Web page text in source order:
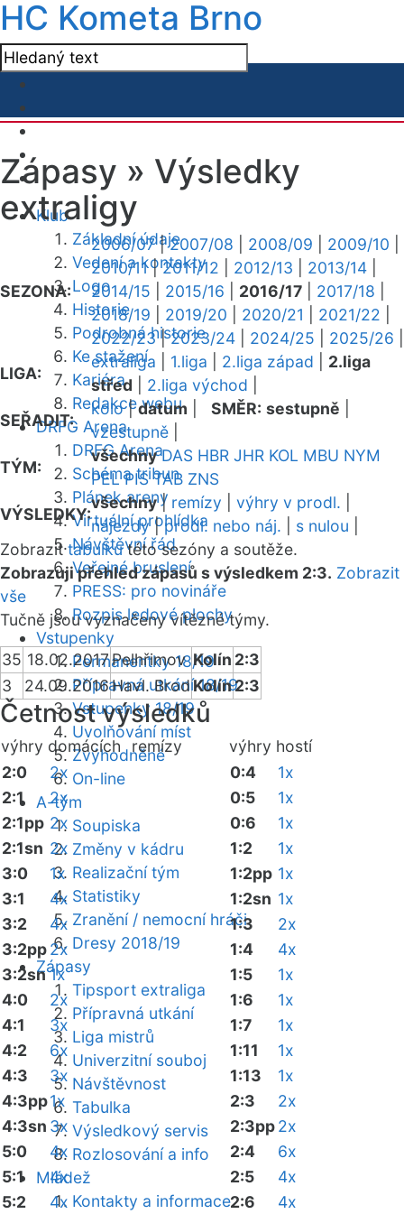
HC Kometa Brno
Klub
Základní údaje
Vedení a kontakty
Logo
Historie
Podrobná historie
Ke stažení
Kariéra
Redakce webu
DRFG Arena
DRFG Arena
Schéma tribun
Plánek areny
Virtuální prohlídka
Návštěvní řád
Veřejné bruslení
PRESS: pro novináře
Rozpis ledové plochy
Vstupenky
Permanentky 18/19
Přípravná utkání 18/19
Vstupenky 18/19
Uvolňování míst
Zvýhodněné
On-line
A-tým
Soupiska
Změny v kádru
Realizační tým
Statistiky
Zranění / nemocní hráči
Dresy 2018/19
Zápasy
Tipsport extraliga
Přípravná utkání
Liga mistrů
Univerzitní souboj
Návštěvnost
Tabulka
Výsledkový servis
Rozlosování a info
Mládež
Kontakty a informace
Zápasy » Výsledky
extraligy
SEZONA:
2006/07|2007/08 2008/09 2009/10
2010/11|2011/12 2012/13 2013/14
2014/15
2015/16 2016/17 2017/18
2018/19
2019/20 2020/21 2021/22
2022/23|2023/24 2024/25 2025/26
LIGA:
extraliga 1.liga 2.liga západ
2.liga
střed
2.liga východ
SEŘADIT:
kolo|datum SMĚR: sestupně
vzestupně
TÝM:
všechny DAS HBR JHR KOL MBU NYM
PEL PIS TAB ZNS
VÝSLEDKY:
všechny| remízy výhry v prodl.
nájezdy|prodl. nebo náj. s nulou
Zobrazittabulkutéto sezóny a soutěže.
Zobrazuji přehled zápasů s výsledkem 2:3. Zobrazit
vše
Tučně jsou vyznačeny vítězné týmy.
35 18.02.2017Pelhřimov Kolín 2:3
3
24.09.2016Havl. BrodKolín2:3
Četnost výsledků
výhry domácích remízy výhry hostí
2:0
2x
2:1
2x
2:1pp 2x
2:1sn 2x
3:0
1x
3:1
4x
3:2
4x
3:2pp2x
3:2sn 1x
4:0
2x
4:1
3x
4:2
6x
4:3
3x
4:3pp1x
4:3sn 3x
5:0
4x
5:1
4x
5:2
4x
0:4
1x
0:5
1x
0:6
1x
1:2
1x
1:2pp 1x
1:2sn 1x
1:3
2x
1:4
4x
1:5
1x
1:6
1x
1:7
1x
1:11
1x
1:13
1x
2:3
2x
2:3pp2x
2:4
6x
2:5
4x
2:6
4x